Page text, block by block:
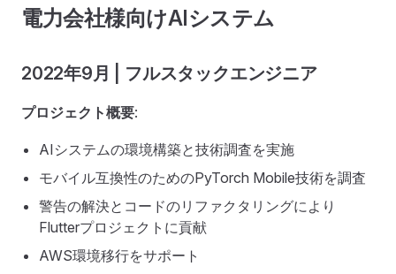
電力会社様向けAIシステム
2022年9月 | フルスタックエンジニア
プロジェクト概要:
AIシステムの環境構築と技術調査を実施
モバイル互換性のためのPyTorch Mobile技術を調査
警告の解決とコードのリファクタリングにより
Flutterプロジェクトに貢献
AWS環境移行をサポート